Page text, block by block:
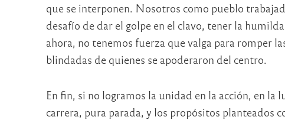
que se interponen. Nosotros como pueblo
desafío de dar el golpe en el clavo, tener la
ahora, no tenemos fuerza que valga para romper
blindadas de quienes se apoderaron del centro.
En fin, si no logramos la unidad en la acción, en la
carrera, pura parada, y los propósitos planteados